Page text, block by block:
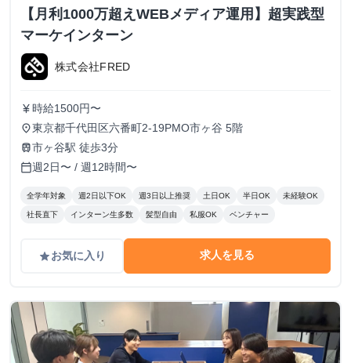
【月利1000万超えWEBメディア運用】超実践型
マーケインターン
株式会社FRED
currency_yen 時給1500円〜
place東京都千代田区六番町2-19PMO市ヶ谷 5階
train市ヶ谷駅 徒歩3分
calendar_today週2日〜 / 週12時間〜
全学年対象 週2日以下OK 週3日以上推奨 土日OK 半日OK 未経験OK
社長直下 インターン生多数 髪型自由 私服OK ベンチャー
gradeお気に入り 求人を見る